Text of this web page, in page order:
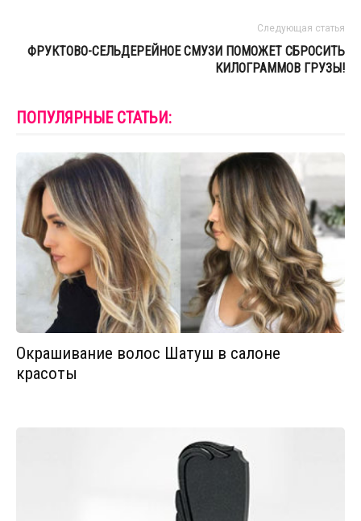
Следующая статья
ФРУКТОВО-СЕЛЬДЕРЕЙНОЕ СМУЗИ ПОМОЖЕТ СБРОСИТЬ
КИЛОГРАММОВ ГРУЗЫ!
ПОПУЛЯРНЫЕ СТАТЬИ:
Окрашивание волос Шатуш в салоне
красоты